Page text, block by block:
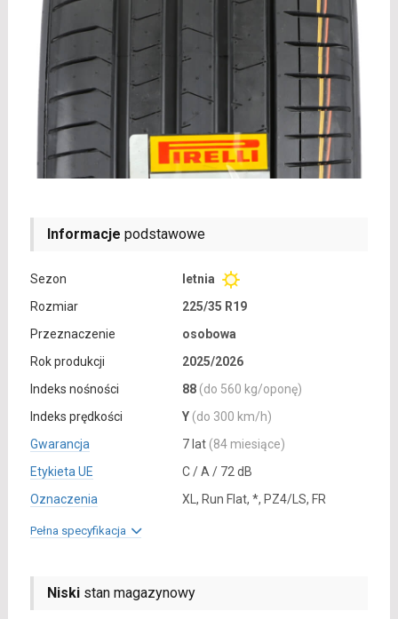
Informacje podstawowe
Sezon
letnia
Rozmiar
225/35 R19
Przeznaczenie
osobowa
Rok produkcji
2025/2026
Indeks nośności
88 (do 560 kg/oponę)
Indeks prędkości
Y (do 300 km/h)
Gwarancja
7 lat (84 miesiące)
Etykieta UE
C / A / 72 dB
Oznaczenia
XL, Run Flat, *, PZ4/LS, FR
Pełna specyfikacja
Niskistan magazynowy